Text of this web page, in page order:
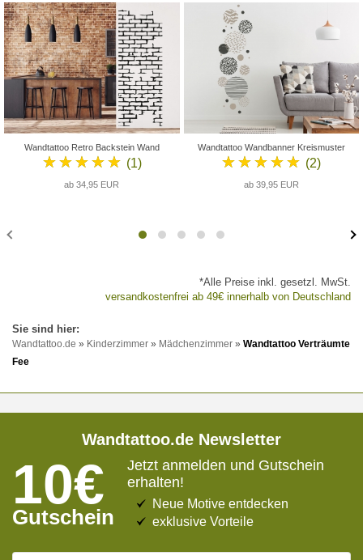
Wandtattoo Retro Backstein Wand
★★★★★ (1)
ab 34,95 EUR
Wandtattoo Wandbanner Kreismuster
★★★★★ (2)
ab 39,95 EUR
*Alle Preise inkl. gesetzl. MwSt.
versandkostenfrei ab 49€ innerhalb von Deutschland
Wandtattoo.de » Kinderzimmer » Mädchenzimmer » Wandtattoo Verträumte
Fee
Wandtattoo.de Newsletter
10€
Gutschein
Jetzt anmelden und Gutschein
erhalten!
Neue Motive entdecken
exklusive Vorteile